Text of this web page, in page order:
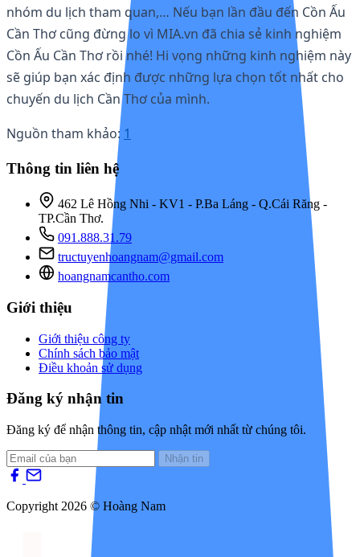
nhóm du lịch tham quan,… Nếu bạn lần đầu đến Cồn Ấu
Cần Thơ cũng đừng lo vì MIA.vn đã chia sẻ kinh nghiệm
Cồn Ấu Cần Thơ rồi nhé! Hi vọng những kinh nghiệm này
sẽ giúp bạn xác định được những lựa chọn tốt nhất cho
chuyến du lịch Cần Thơ của mình.
Nguồn tham khảo: 1
Thông tin liên hệ
462 Lê Hồng Nhi - KV1 - P.Ba Láng - Q.Cái Răng -
TP.Cần Thơ.
091.888.31.79
tructuyenhoangnam@gmail.com
hoangnamcantho.com
Giới thiệu
Giới thiệu công ty
Chính sách bảo mật
Điều khoản sử dụng
Đăng ký nhận tin
Đăng ký để nhận thông tin, cập nhật mới nhất từ chúng tôi.
Nhận tin
Copyright 2026 © Hoàng Nam